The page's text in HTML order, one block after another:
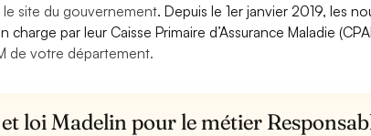
le site du gouvernement. Depuis le 1er janvier 2019, les
charge par leur Caisse Primaire d’Assurance Maladie
de votre département.
loi Madelin pour le métier